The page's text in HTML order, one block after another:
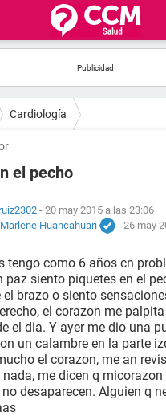
Cardiología
el pecho
- 20 may 2015 a las 23:06
Huancahuari
- 26 may
tengo como 6 años cn
paz siento piquetes en el
el brazo o siento
el corazon me
el dia. Y ayer me dio una
un calambre en la parte
el corazon, me an
me dicen q
desaparecen. Alguien q